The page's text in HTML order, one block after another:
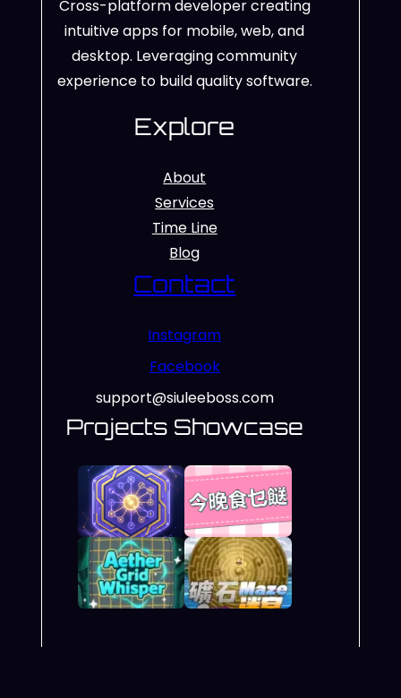
Cross-platform developer creating
intuitive apps for mobile, web, and
desktop. Leveraging community
experience to build quality software.
Explore
About
Services
Time Line
Blog
Contact
Instagram
Facebook
support@siuleeboss.com
Projects Showcase